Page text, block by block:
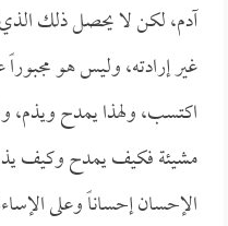
آدم، لكن لا يحصل ذلك
غير إرادته، وليس هو
اكتسب، ولهذا يمدح ويذم،
مشيئة فكيف يمدح وكيف
الإحسان إحساناً وعلى